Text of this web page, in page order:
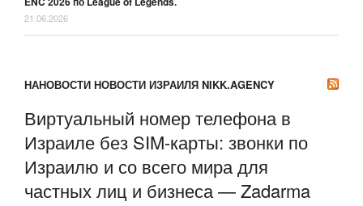
21.06.2026
НАНОВОСТИ НОВОСТИ ИЗРАИЛЯ NIKK.AGENCY
Виртуальный номер телефона в
Израиле без SIM-карты: звонки по
Израилю и со всего мира для
частных лиц и бизнеса — Zadarma